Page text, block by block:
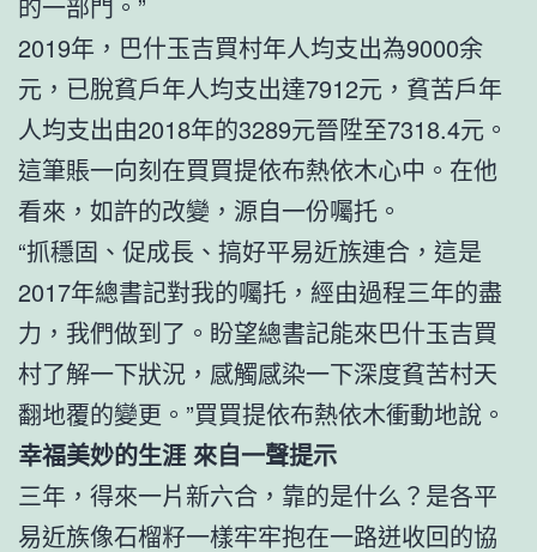
2019年，巴什玉吉買村年人均支出為9000余
元，已脫貧戶年人均支出達7912元，貧苦戶年
人均支出由2018年的3289元晉陞至7318.4元。
這筆賬一向刻在買買提依布熱依木心中。在他
看來，如許的改變，源自一份囑托。
“抓穩固、促成長、搞好平易近族連合，這是
2017年總書記對我的囑托，經由過程三年的盡
力，我們做到了。盼望總書記能來巴什玉吉買
村了解一下狀況，感觸感染一下深度貧苦村天
翻地覆的變更。”買買提依布熱依木衝動地說。
幸福美妙的生涯 來自一聲提示
三年，得來一片新六合，靠的是什么？是各平
易近族像石榴籽一樣牢牢抱在一路迸收回的協